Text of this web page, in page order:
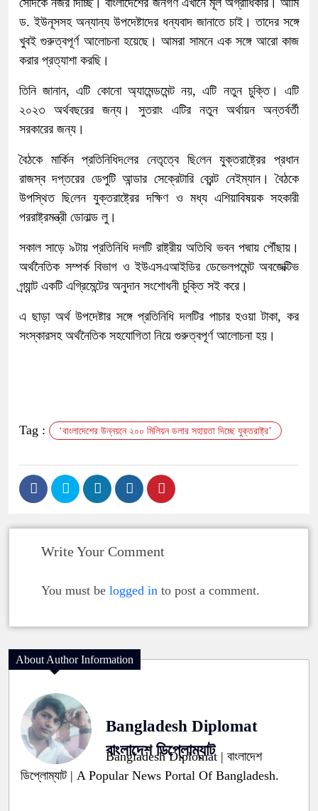
ড. ইউনূসসহ অন্যান্য উপদেষ্টাদের ধন্যবাদ জানাতে চাই। তাদের সঙ্গে
খুবই গুরুত্বপূর্ণ আলোচনা হয়েছে। আমরা সামনে এক সঙ্গে আরো কাজ
করার প্রত্যাশা করছি।
তিনি জানান, এটি কোনো অ্যামেন্ডমেন্ট নয়, এটি নতুন চুক্তি। এটি
২০২৩ অর্থবছরের জন্য। সুতরাং এটির নতুন অর্থায়ন অন্তর্বর্তী
সরকারের জন্য।
বৈঠকে মার্কিন প্রতি‌নি‌ধিদ‌লের নেতৃত্বে ছি‌লেন যুক্তরাষ্ট্রের প্রধান
রাজস্ব দপ্তরের ডেপুটি আন্ডার সেক্রেটারি ব্রেন্ট নেইম্যান। বৈঠকে
উপস্থিত ছি‌লেন যুক্তরাষ্ট্রের দক্ষিণ ও মধ্য এশিয়াবিষয়ক সহকারী
পররাষ্ট্রমন্ত্রী ডোনাল্ড লু।
সকাল সাড়ে ৯টায় প্রতিনিধি দলটি রাষ্ট্রীয় অতিথি ভবন পদ্মায় পৌঁছায়।
অর্থনৈতিক সম্পর্ক বিভাগ ও ইউএসএআইডির ডেভেলপমেন্ট অবজেক্টিভ
গ্র্যান্ট একটি এগ্রিমেন্টের অনুদান সংশোধনী চুক্তি সই করে।
এ ছাড়া অর্থ উপদেষ্টার সঙ্গে প্রতিনিধি দলটির পাচার হওয়া টাকা, কর
সংস্কারসহ অর্থনৈতিক সহযোগিতা নিয়ে গুরুত্বপূর্ণ আলোচনা হয়।
Tag : ‘বাংলাদেশের উন্নয়নে ২০০ মিলিয়ন ডলার সহায়তা দিচ্ছে যুক্তরাষ্ট্র’
Write Your Comment
You must be logged in to post a comment.
About Author Information
Bangladesh Diplomat
বাংলাদেশ ডিপ্লোম্যাট
Bangladesh Diplomat | বাংলাদেশ
ডিপ্লোম্যাট | A Popular News Portal Of Bangladesh.